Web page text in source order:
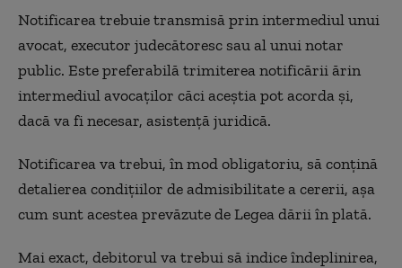
Notificarea trebuie transmisă prin intermediul unui
avocat, executor judecătoresc sau al unui notar
public. Este preferabilă trimiterea notificării ărin
intermediul avocaților căci aceștia pot acorda și,
dacă va fi necesar, asistență juridică.
Notificarea va trebui, în mod obligatoriu, să conțină
detalierea condițiilor de admisibilitate a cererii, așa
cum sunt acestea prevăzute de Legea dării în plată.
Mai exact, debitorul va trebui să indice îndeplinirea,